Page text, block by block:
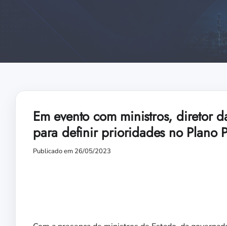
Em evento com ministros, diretor
para definir prioridades no Plano
Publicado em 26/05/2023